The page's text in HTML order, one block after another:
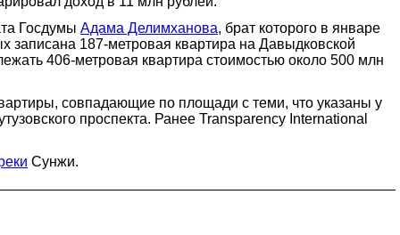
Госдумы Адама Делимханова, брат которого в январе
записана 187-метровая квартира на Давыдковской
406-метровая квартира стоимостью около 500 млн
совпадающие по площади с теми, что указаны у
проспекта. Ранее Transparency International
Сунжи.